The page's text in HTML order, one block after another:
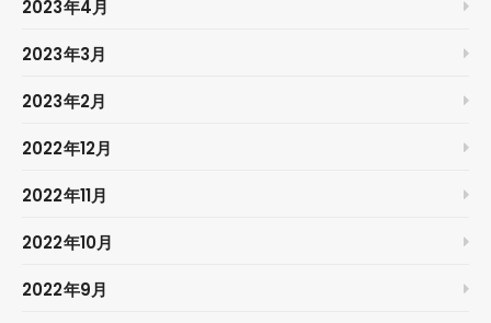
2023年4月
2023年3月
2023年2月
2022年12月
2022年11月
2022年10月
2022年9月